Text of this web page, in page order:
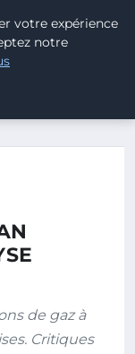
CRITIQUE
de gaz à
Critiques
votre expérience
notre